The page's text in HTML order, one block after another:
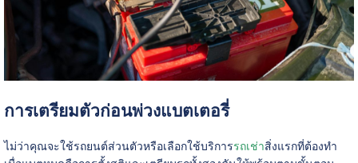
การเตรียมตัวก่อนพ่วงแบตเตอรี่
ไม่ว่าคุณจะใช้รถยนต์ส่วนตัวหรือเลือกใช้บริการรถเช่าสิ่งแรกที่ต้องทำ